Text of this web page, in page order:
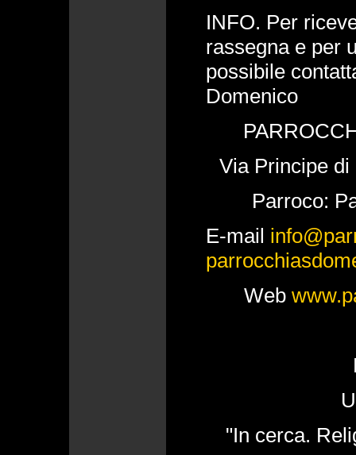
INFO. Per
rassegna e per
possibile
Domenico
Via Principe di
Parroco:
E-mail
Web
"In cerca.